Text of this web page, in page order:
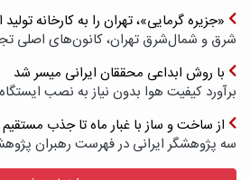
«جزیره گرمایی»، تهران را به کارخانه
شرق و شمال‌شرق تهران، کانون‌های اصلی
با روش ابداعی محققان ایرانی میسر شد
برآورد کیفیت هوا بدون نیاز به نصب
از ساخت و ساز با غبار ماه تا جذب مستقیم CO₂ هوا
سه پژوهشگر ایرانی در فهرست رهبران